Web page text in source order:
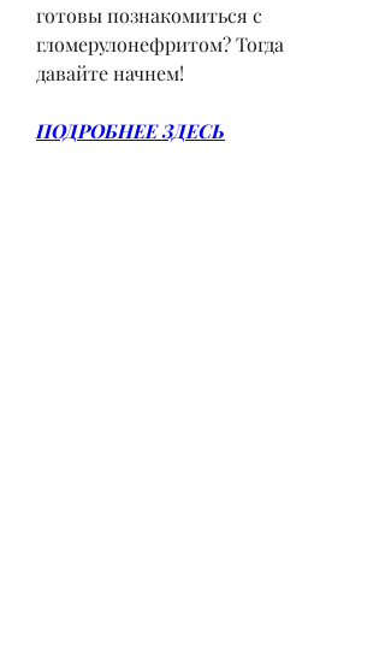
готовы познакомиться с
гломерулонефритом? Тогда
давайте начнем!
ПОДРОБНЕЕ ЗДЕСЬ